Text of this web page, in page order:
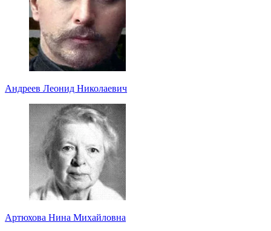
Андреев Леонид Николаевич
Артюхова Нина Михайловна